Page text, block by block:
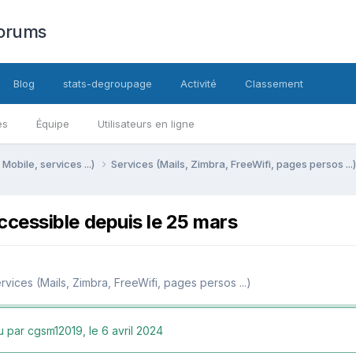
Équipe Utilisateurs en ligne
Blog stats-degroupage Activité Classement
services ...) Services (Mails, Zimbra, FreeWifi, pages persos ...)
depuis le 25 mars
(Mails, Zimbra, FreeWifi, pages persos ...)
par cgsm12019, le 6 avril 2024